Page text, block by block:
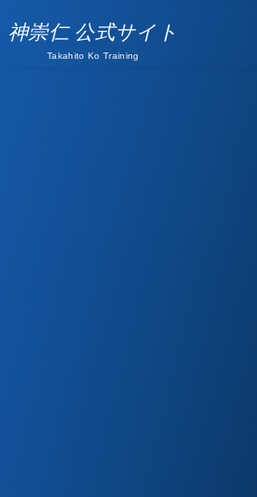
神崇仁 公式サイト
Takahito Ko Training